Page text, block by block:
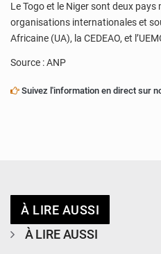
Le Togo et le Niger sont deux pays
organisations internationales et
Africaine (UA), la CEDEAO, et
Source : ANP
Suivez l'information en direct sur
À LIRE AUSSI
À LIRE AUSSI